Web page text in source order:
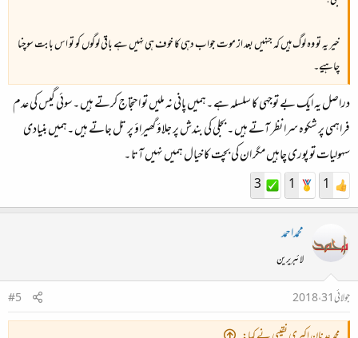
خیر یہ تو وہ لوگ ہیں کہ جنہیں بعد از موت جواب دہی کا خوف ہی نہیں ہے باقی لوگوں کو تو اس بابت سوچنا
چاہیے۔
دراصل یہ ایک بے توجہی کا سلسلہ ہے ۔ہمیں پانی نہ ملیں تو احتجاج کرتے ہیں ۔سوئی گیس کی عدم
فراہمی پر شکوہ سرا نظر آتے ہیں ۔ بجلی کی بندش پر جلاؤ گھیراؤ پر تل جاتے ہیں ۔ہمیں بنیادی
سہولیات تو پوری چاہیں مگر ان کی بچت کا خیال ہمیں نہیں آتا ۔
1
1
3
محمداحمد
لائبریرین
جولائی 31، 2018
#5